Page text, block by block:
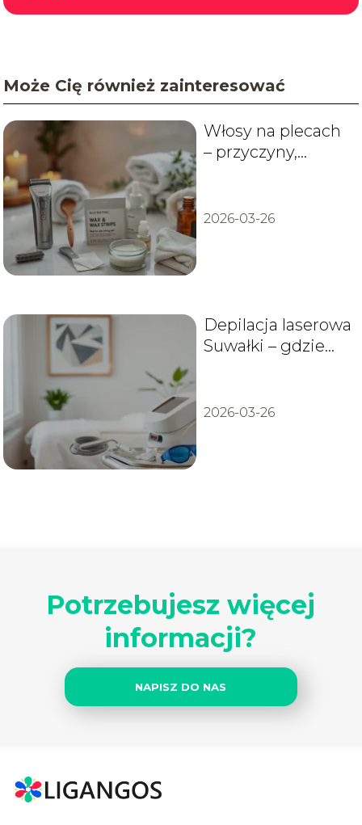
Może Cię również zainteresować
Włosy na plecach
– przyczyny,
2026-03-26
Depilacja laserowa
Suwałki – gdzie
2026-03-26
Potrzebujesz więcej
informacji?
NAPISZ DO NAS